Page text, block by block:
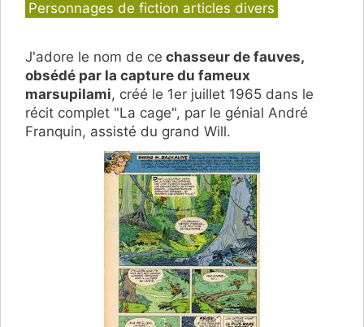
Personnages de fiction articles divers
J'adore le nom de ce chasseur de fauves,
obsédé par la capture du fameux
marsupilami, créé le 1er juillet 1965 dans le
récit complet "La cage", par le génial André
Franquin, assisté du grand Will.